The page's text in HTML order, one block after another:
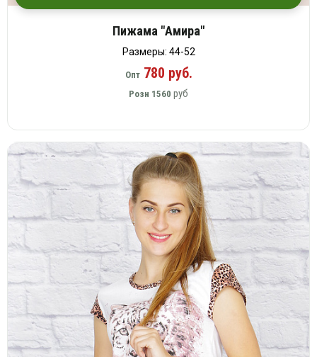
Пижама "Амира"
Размеры: 44-52
Опт780 руб.
Розн 1560 руб